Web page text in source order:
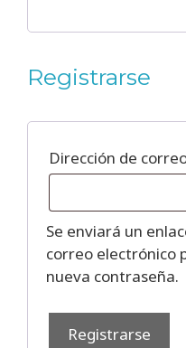
Registrarse
Dirección de
Se enviará un
correo electrónico
nueva contraseña.
Registrarse